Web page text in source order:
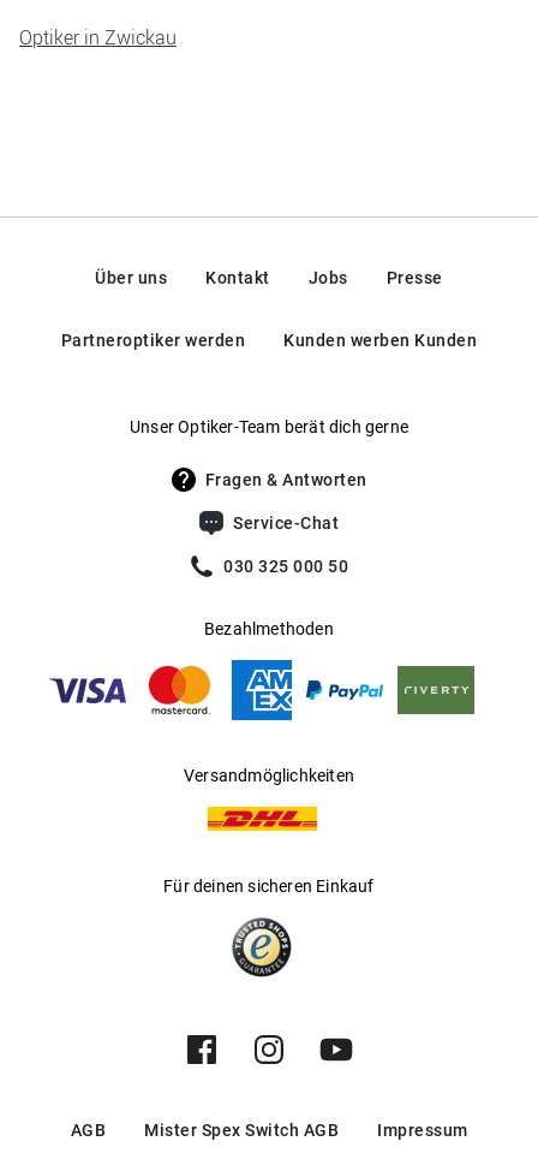
Optiker in Zwickau
Über uns Kontakt Jobs Presse
Partneroptiker werden Kunden werben Kunden
Unser Optiker-Team berät dich gerne
Fragen & Antworten
Service-Chat
030 325 000 50
Bezahlmethoden
Versandmöglichkeiten
Für deinen sicheren Einkauf
AGB Mister Spex Switch AGB Impressum